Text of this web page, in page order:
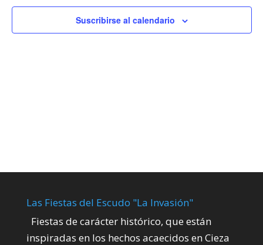
de
Suscribirse al calendario
Las Fiestas del Escudo "La Invasión"
Fiestas de carácter histórico, que están
inspiradas en los hechos acaecidos en Cieza